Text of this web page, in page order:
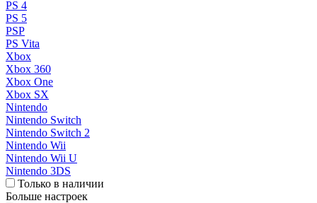
PS 4
PS 5
PSP
PS Vita
Xbox
Xbox 360
Xbox One
Xbox SX
Nintendo
Nintendo Switch
Nintendo Switch 2
Nintendo Wii
Nintendo Wii U
Nintendo 3DS
Только в наличии
Больше настроек